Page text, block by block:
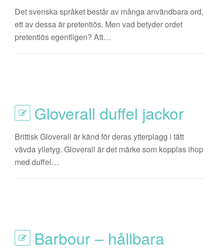
Det svenska språket består av många användbara ord,
ett av dessa är pretentiös. Men vad betyder ordet
pretentiös egentligen? Att…
Gloverall duffel jackor
Brittisk Gloverall är känd för deras ytterplagg i tätt
vävda ylletyg. Gloverall är det märke som kopplas ihop
med duffel…
Barbour – hållbara